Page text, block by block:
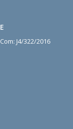
J4/322/2016